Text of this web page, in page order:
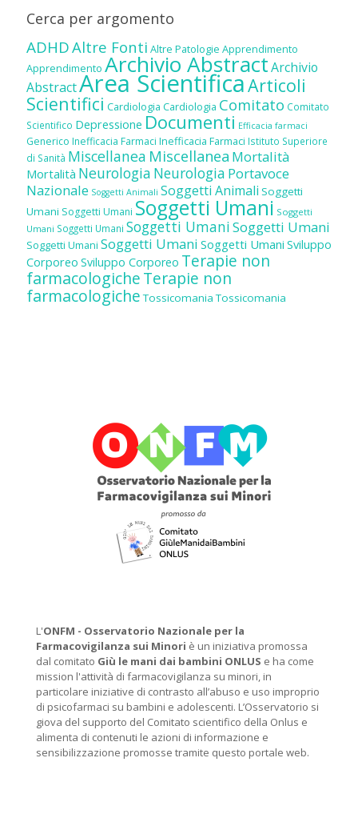
Cerca per argomento
ADHDAltre Fonti Altre Patologie Apprendimento
Apprendimento Archivio AbstractArchivio
AbstractArea ScientificaArticoli
Scientifici Cardiologia Cardiologia Comitato Comitato
Scientifico Depressione Documenti Efficacia farmaci
Generico Inefficacia Farmaci Inefficacia Farmaci Istituto Superiore
di Sanità Miscellanea Miscellanea Mortalità
Mortalità Neurologia Neurologia Portavoce
Nazionale Soggetti Animali Soggetti Animali Soggetti
Umani Soggetti Umani Soggetti Umani Soggetti
Umani Soggetti Umani Soggetti UmaniSoggetti Umani
Soggetti Umani Soggetti Umani Soggetti Umani Sviluppo
Corporeo Sviluppo Corporeo Terapie non
farmacologicheTerapie non
farmacologiche Tossicomania Tossicomania
L'ONFM - Osservatorio Nazionale per la
Farmacovigilanza sui Minori è un iniziativa promossa
dal comitato Giù le mani dai bambini ONLUS e ha come
mission l'attività di farmacovigilanza su minori, in
particolare iniziative di contrasto all’abuso e uso improprio
di psicofarmaci su bambini e adolescenti. L’Osservatorio si
giova del supporto del Comitato scientifico della Onlus e
alimenta di contenuti le azioni di informazione e
sensibilizzazione promosse tramite questo portale web.